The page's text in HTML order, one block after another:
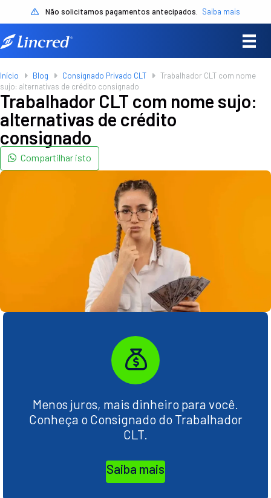
Não solicitamos pagamentos antecipados. Saiba mais
Início Blog Consignado Privado CLT
Trabalhador CLT com nome
sujo: alternativas de crédito consignado
Trabalhador CLT com nome sujo:
alternativas de crédito
consignado
Compartilhar isto
Menos juros, mais dinheiro para você.
Conheça o Consignado do Trabalhador
CLT.
Saiba mais